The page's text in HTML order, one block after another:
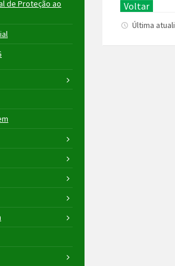
Voltar
Última
de Proteção ao